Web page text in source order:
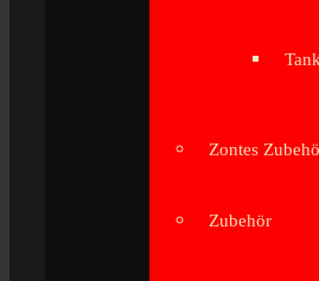
Zontes
Zubehör